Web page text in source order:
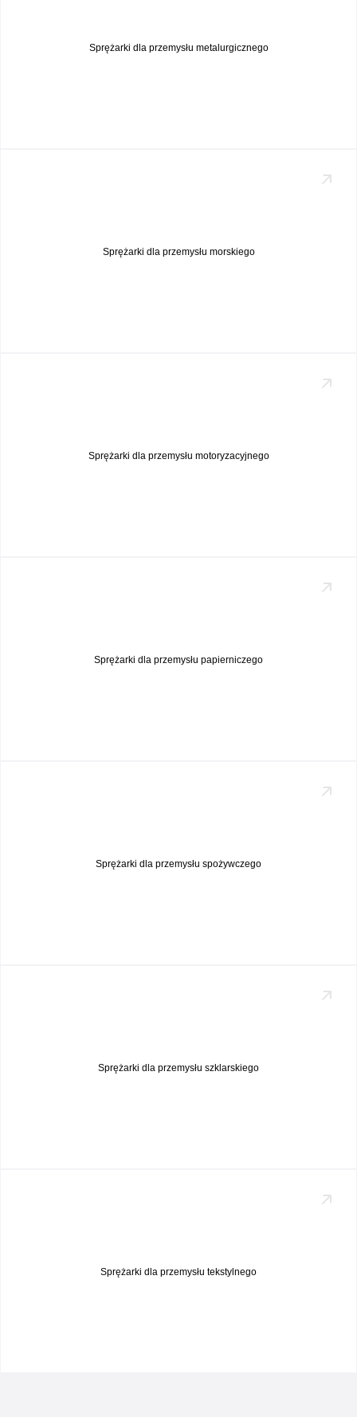
Sprężarki dla przemysłu metalurgicznego
Sprężarki dla przemysłu morskiego
Sprężarki dla przemysłu motoryzacyjnego
Sprężarki dla przemysłu papierniczego
Sprężarki dla przemysłu spożywczego
Sprężarki dla przemysłu szklarskiego
Sprężarki dla przemysłu tekstylnego